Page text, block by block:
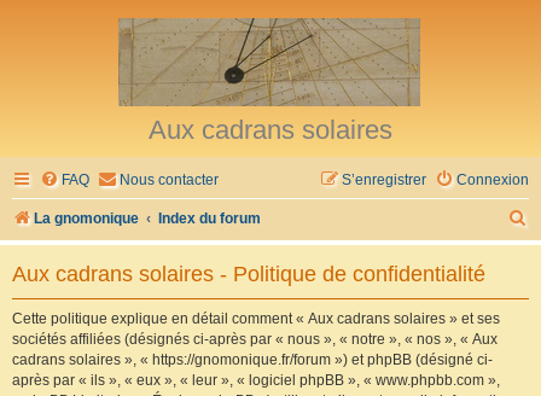
Aux cadrans solaires
FAQ Nous contacter Connexion
S’enregistrer
La gnomonique Index du forum
e
Aux cadrans solaires - Politique de confidentialité
Cette politique explique en détail comment « Aux cadrans solaires » et ses
sociétés affiliées (désignés ci-après par « nous », « notre », « nos », « Aux
cadrans solaires », « https://gnomonique.fr/forum ») et phpBB (désigné ci-
après par « ils », « eux », « leur », « logiciel phpBB », « www.phpbb.com »,